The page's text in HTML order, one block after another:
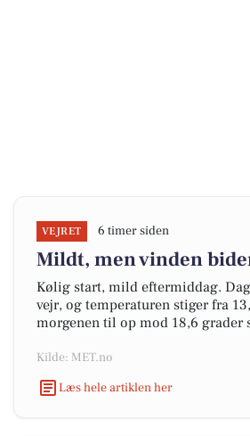
VEJRET 6 timer siden
Mildt, men vinden
Kølig start, mild eftermiddag.
vejr, og temperaturen stiger fra
morgenen til op mod 18,6 grader
Kilde: MET.no
Læs hele artiklen her